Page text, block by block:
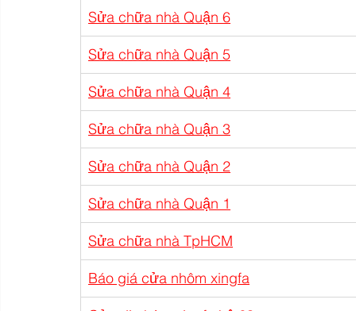
Sửa chữa nhà Quận 6
Sửa chữa nhà Quận 5
Sửa chữa nhà Quận 4
Sửa chữa nhà Quận 3
Sửa chữa nhà Quận 2
Sửa chữa nhà Quận 1
Sửa chữa nhà TpHCM
Báo giá cửa nhôm xingfa